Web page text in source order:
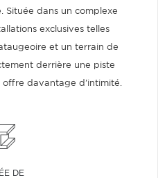
Située dans un complexe
exclusives telles
et un terrain de
derrière une piste
offre davantage d'intimité.
DE